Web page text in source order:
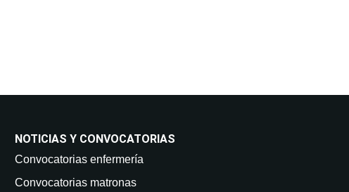
NOTICIAS Y CONVOCATORIAS
Convocatorias enfermería
Convocatorias matronas